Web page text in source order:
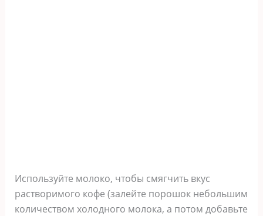
Используйте молоко, чтобы смягчить вкус
растворимого кофе (залейте порошок небольшим
количеством холодного молока, а потом добавьте